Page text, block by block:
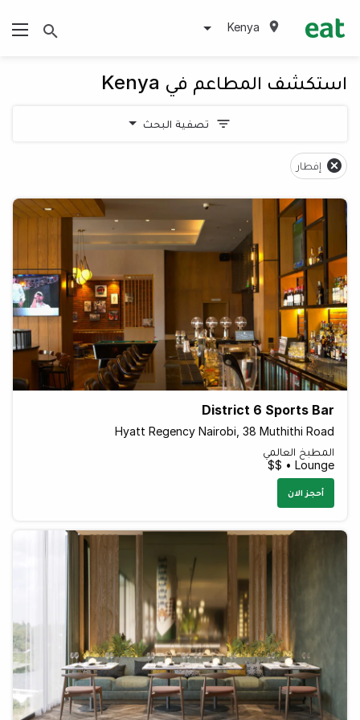
Kenya
استكشف المطاعم في Kenya
تصفية البحث
إفطار
District 6 Sports Bar
Hyatt Regency Nairobi, 38 Muthithi Road
المطبخ العالمي
Lounge • $$
أحجز الان